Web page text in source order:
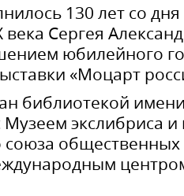
130 лет со
века Сергея
юбилейного
«Моцарт
библиотекой
Музеем экслибриса
общественных